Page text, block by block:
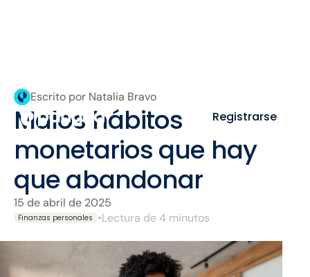
Registrarse
Escrito por Natalia Bravo
Malos hábitos
monetarios que hay
que abandonar
15 de abril de 2025
Finanzas personales •Lectura de 4 minutos